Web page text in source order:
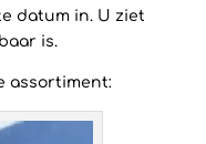
datum in. U ziet
is.
assortiment: